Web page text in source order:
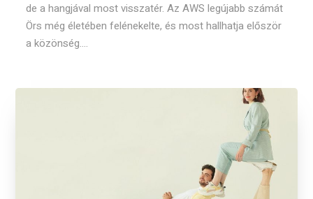
de a hangjával most visszatér. Az AWS legújabb számát
Örs még életében felénekelte, és most hallhatja először
a közönség....